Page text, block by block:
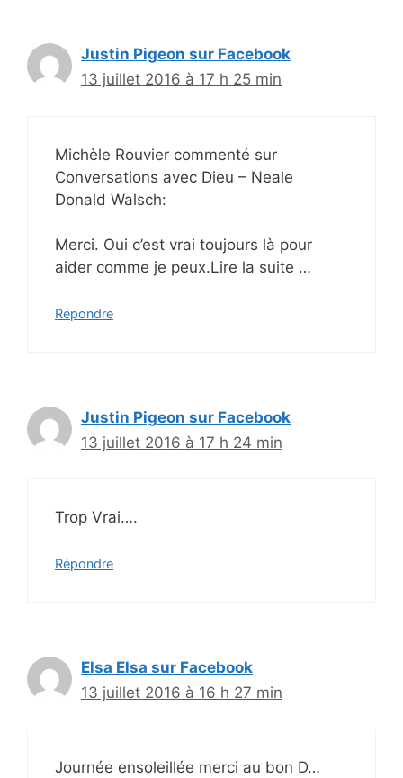
Justin Pigeon sur Facebook
13 juillet 2016 à 17 h 25 min
Michèle Rouvier commenté sur
Conversations avec Dieu – Neale
Donald Walsch:
Merci. Oui c’est vrai toujours là pour
aider comme je peux.Lire la suite …
Répondre
Justin Pigeon sur Facebook
13 juillet 2016 à 17 h 24 min
Trop Vrai….
Répondre
Elsa Elsa sur Facebook
13 juillet 2016 à 16 h 27 min
Journée ensoleillée merci au bon D…